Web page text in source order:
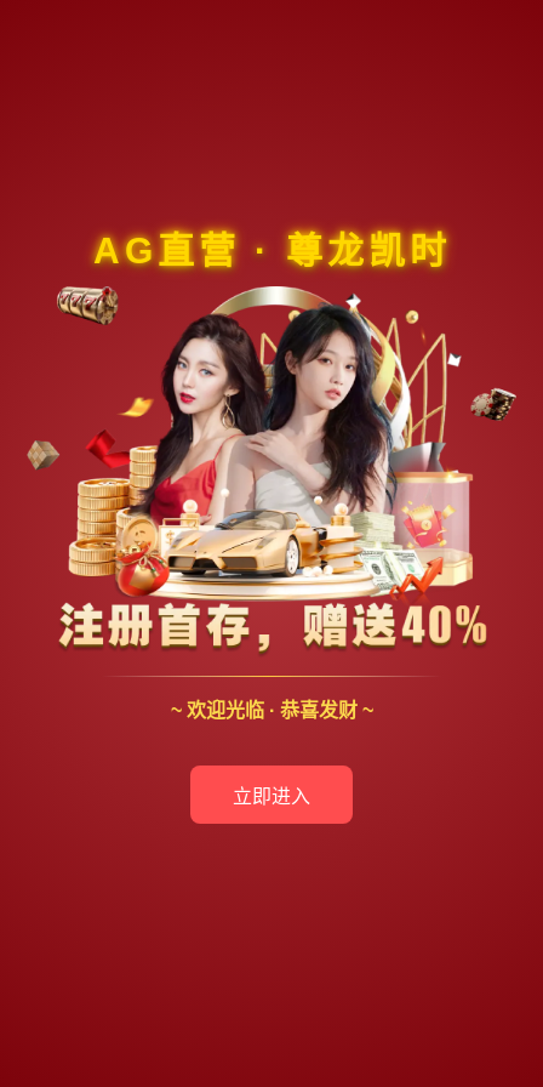
AG直营 · 尊龙凯时
~ 欢迎光临 · 恭喜发财 ~
立即进入